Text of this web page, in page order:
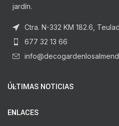
jardín.
Ctra. N-332 KM 182.6,
677 32 13 66
ÚLTIMAS NOTICIAS
ENLACES